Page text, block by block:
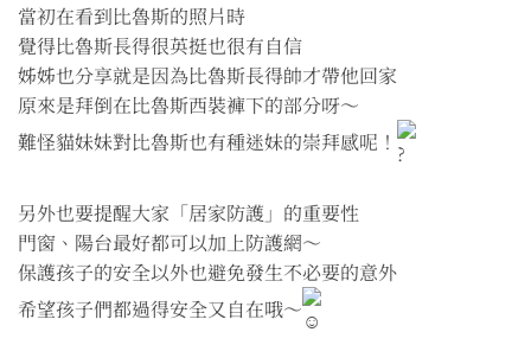
當初在看到比魯斯的照片時
覺得比魯斯長得很英挺也很有自信
姊姊也分享就是因為比魯斯長得帥才帶他回家
原來是拜倒在比魯斯西裝褲下的部分呀～
難怪貓妹妹對比魯斯也有種迷妹的崇拜感呢！
另外也要提醒大家「居家防護」的重要性
門窗、陽台最好都可以加上防護網～
保護孩子的安全以外也避免發生不必要的意外
希望孩子們都過得安全又自在哦～